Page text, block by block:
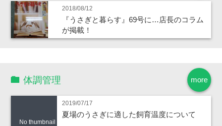
2018/08/12
『うさぎと暮らす』69号に…店長のコラム
が掲載！
more
体調管理
No thumbnail
2019/07/17
夏場のうさぎに適した飼育温度について